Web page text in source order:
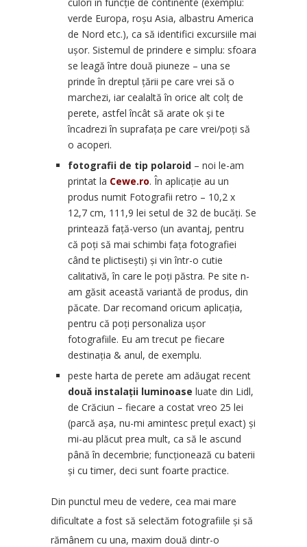
verde Europa, roșu Asia, albastru America
de Nord etc.), ca să identifici excursiile mai
ușor. Sistemul de prindere e simplu: sfoara
se leagă între două piuneze – una se
prinde în dreptul țării pe care vrei să o
marchezi, iar cealaltă în orice alt colț de
perete, astfel încât să arate ok și te
încadrezi în suprafața pe care vrei/poți să
o acoperi.
fotografii de tip polaroid – noi le-am
printat la Cewe.ro. În aplicație au un
produs numit Fotografii retro – 10,2 x
12,7 cm, 111,9 lei setul de 32 de bucăți. Se
printează față-verso (un avantaj, pentru
că poți să mai schimbi fața fotografiei
când te plictisești) și vin într-o cutie
calitativă, în care le poți păstra. Pe site n-
am găsit această variantă de produs, din
păcate. Dar recomand oricum aplicația,
pentru că poți personaliza ușor
fotografiile. Eu am trecut pe fiecare
destinația & anul, de exemplu.
peste harta de perete am adăugat recent
două instalații luminoase luate din Lidl,
de Crăciun – fiecare a costat vreo 25 lei
(parcă așa, nu-mi amintesc prețul exact) și
mi-au plăcut prea mult, ca să le ascund
până în decembrie; funcționează cu baterii
și cu timer, deci sunt foarte practice.
Din punctul meu de vedere, cea mai mare
dificultate a fost să selectăm fotografiile și să
rămânem cu una, maxim două dintr-o